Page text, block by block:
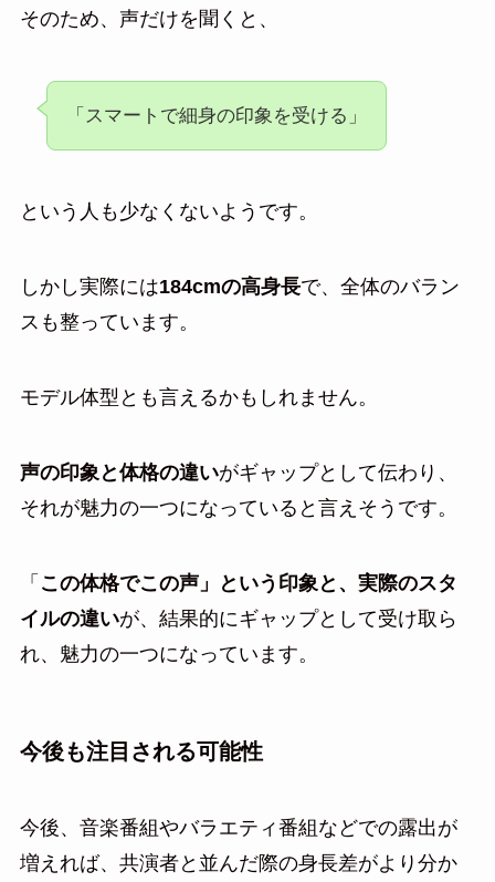
そのため、声だけを聞くと、
「スマートで細身の印象を受ける」
という人も少なくないようです。
しかし実際には184cmの高身長で、全体のバラン
スも整っています。
モデル体型とも言えるかもしれません。
声の印象と体格の違いがギャップとして伝わり、
それが魅力の一つになっていると言えそうです。
「 この体格でこの声」という印象と、実際のスタ
イルの違いが、結果的にギャップとして受け取ら
れ、魅力の一つになっています。
今後も注目される可能性
今後、音楽番組やバラエティ番組などでの露出が
増えれば、共演者と並んだ際の身長差がより分か